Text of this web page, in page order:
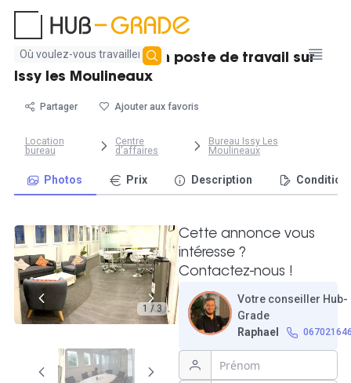
Aucun
résultat
trouvé
Bureau fermé avec un poste de travail sur
Issy les Moulineaux
Partager Ajouter aux favoris
Location
bureau
Centre
d'affaires
Bureau Issy Les
Moulineaux
Photos Prix Description
1 / 3
Cette annonce vous
intéresse ?
Contactez-nous !
Votre conseiller Hub-
Grade
Raphael